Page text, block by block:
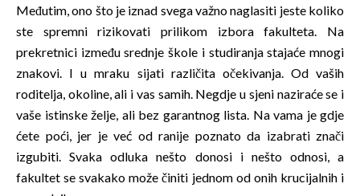
Međutim, ono što je iznad svega važno naglasiti jeste koliko
ste spremni rizikovati prilikom izbora fakulteta. Na
prekretnici između srednje škole i studiranja stajaće mnogi
znakovi. I u mraku sijati različita očekivanja. Od vaših
roditelja, okoline, ali i vas samih. Negdje u sjeni naziraće se i
vaše istinske želje, ali bez garantnog lista. Na vama je gdje
ćete poći, jer je već od ranije poznato da izabrati znači
izgubiti. Svaka odluka nešto donosi i nešto odnosi, a
fakultet se svakako može činiti jednom od onih krucijalnih i